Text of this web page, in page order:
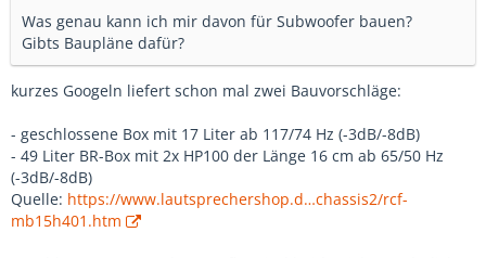
Was genau kann ich mir davon für Subwoofer bauen?
Gibts Baupläne dafür?
kurzes Googeln liefert schon mal zwei Bauvorschläge:
- geschlossene Box mit 17 Liter ab 117/74 Hz (-3dB/-8dB)
- 49 Liter BR-Box mit 2x HP100 der Länge 16 cm ab 65/50 Hz
(-3dB/-8dB)
Quelle: https://www.lautsprechershop.d…chassis2/rcf-
mb15h401.htm